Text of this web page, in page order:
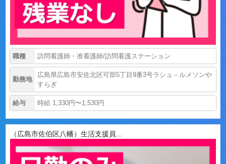
職種 訪問看護師・准看護師/訪問看護ステーション
勤務地
広島県広島市安佐北区可部5丁目9番3号ラシュ－ルメソンや
すらぎ
給与 時給 1,330円〜1,530円
（広島市佐伯区八幡）生活支援員...